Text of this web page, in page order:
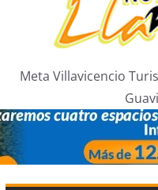
Meta Villavicencio